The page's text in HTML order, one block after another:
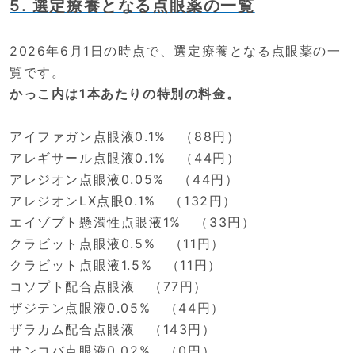
5. 選定療養となる点眼薬の一覧
2026年6月1日の時点で、選定療養となる点眼薬の一
覧です。
かっこ内は1本あたりの特別の料金。
アイファガン点眼液0.1% （88円）
アレギサール点眼液0.1% （44円）
アレジオン点眼液0.05% （44円）
アレジオンLX点眼0.1% （132円）
エイゾプト懸濁性点眼液1% （33円）
クラビット点眼液0.5% （11円）
クラビット点眼液1.5% （11円）
コソプト配合点眼液 （77円）
ザジテン点眼液0.05% （44円）
ザラカム配合点眼液 （143円）